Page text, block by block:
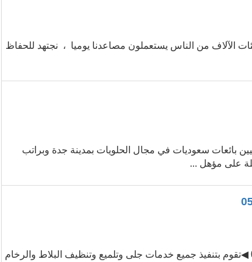
الآلاف من الناس يستعملون مصاعدنا يوميا ، نجتهد للحفاظ
وطنية ترغب في تعيين بائعات سعوديات في مجال الحلويات بمدينة جدة وبراتب
شركة درة الرياض لجلى وتلميع البلاط والرخام في الرياض 0508911701 ◀تقوم بتنفيذ جميع خدمات جلى وتلميع وتنظيف البلاط والرخام